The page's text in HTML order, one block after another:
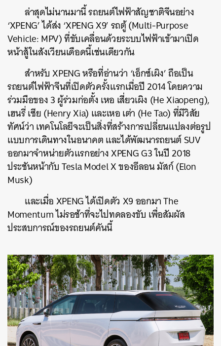
ล่าสุดไม่นานมานี้ รถยนต์ไฟฟ้าสัญชาติจีนอย่าง
‘XPENG’ ได้ส่ง ‘XPENG X9’ รถตู้ (Multi-Purpose
Vehicle: MPV) ที่ขับเคลื่อนด้วยระบบไฟฟ้าเข้ามาเปิด
หน้าสู้ในสังเวียนเดือดนี้เช่นเดียวกัน
สำหรับ XPENG หรือที่อ่านว่า ‘เอ็กซ์เผิง’ ถือเป็น
รถยนต์ไฟฟ้าจีนที่เปิดตัวครั้งแรกเมื่อปี 2014 โดยความ
ร่วมมือของ 3 ผู้ร่วมก่อตั้ง เหอ เสี่ยวเผิง (He Xiaopeng),
เฮนรี่ เซีย (Henry Xia) และเหอ เต่า (He Tao) ที่มีวิสัย
ทัศน์ว่า เทคโนโลยีจะเป็นสิ่งที่สร้างการเปลี่ยนแปลงต่อรูป
แบบการเดินทางในอนาคต และได้พัฒนารถยนต์ SUV
ออกมาจำหน่ายตัวแรกอย่าง XPENG G3 ในปี 2018
ประชันหน้ากับ Tesla Model X ของอีลอน มัสก์ (Elon
Musk)
และเมื่อ XPENG ได้เปิดตัว X9 ออกมา The
Momentum ไม่รอช้าที่จะไปทดลองขับ เพื่อสัมผัส
ประสบการณ์ของรถยนต์คันนี้